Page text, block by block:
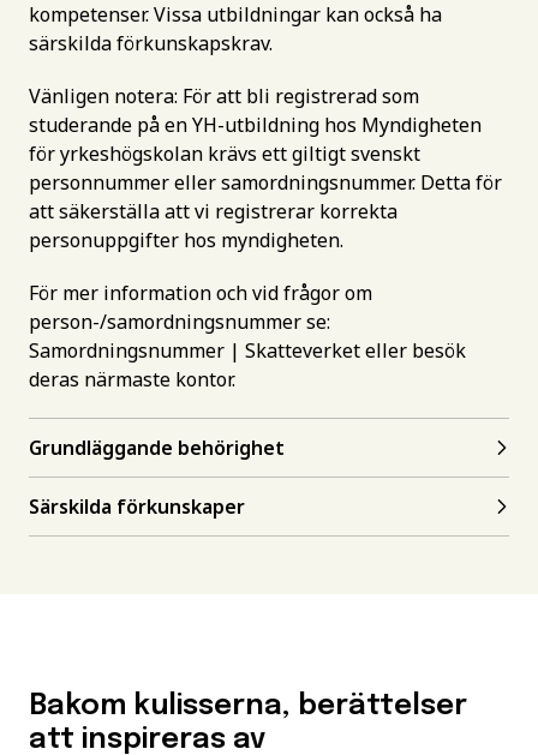
kompetenser. Vissa utbildningar kan också ha
särskilda förkunskapskrav.
Vänligen notera: För att bli registrerad som
studerande på en YH-utbildning hos Myndigheten
för yrkeshögskolan krävs ett giltigt svenskt
personnummer eller samordningsnummer. Detta för
att säkerställa att vi registrerar korrekta
personuppgifter hos myndigheten.
För mer information och vid frågor om
person-/samordningsnummer se:
Samordningsnummer | Skatteverketeller besök
deras närmaste kontor.
Grundläggande behörighet
Särskilda förkunskaper
Bakom kulisserna, berättelser
att inspireras av